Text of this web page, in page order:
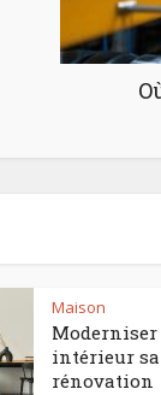
Maison
Moderniser
intérieur
rénovation